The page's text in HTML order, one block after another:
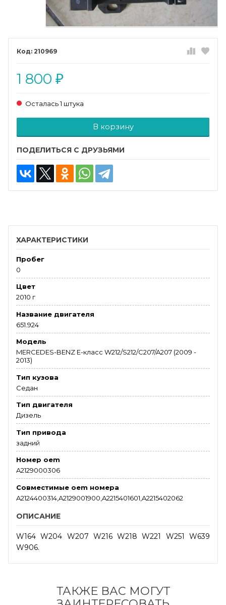
210969
1 800 ₽
Осталась 1 штука
В корзину
ПОДЕЛИТЬСЯ С ДРУЗЬЯМИ
ХАРАКТЕРИСТИКИ
Пробег
0
Цвет
2010 г
Название двигателя
651.924
Модель
MERCEDES-BENZ E-класс W212/S212/C207/A207 (2009 -
2013)
Тип кузова
Седан
Тип двигателя
Дизель
Тип привода
задний
Номер oem
A2129000306
Совместимые oem номера
A2124400314,A2129001900,A2215401601,A2215402062
ОПИСАНИЕ
W164 W204 W207 W216 W218 W221 W251 W639
W906.
ТАКЖЕ ВАС МОГУТ